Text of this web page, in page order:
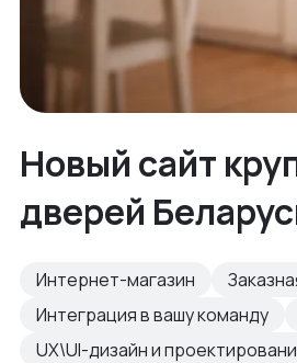
Новый сайт
дверей
Интернет-магазин
Интеграция в вашу команду
UX\UI-дизайн и